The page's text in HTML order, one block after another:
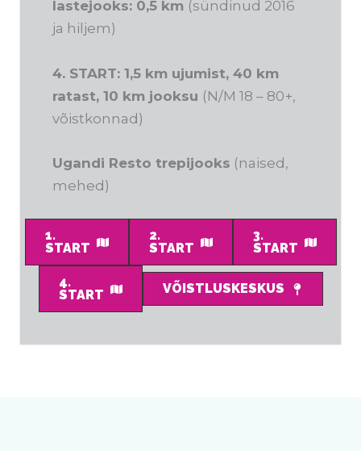
lastejooks: 0,5 km (sündinud 2016
ja hiljem)
4. START: 1,5 km ujumist, 40 km
ratast, 10 km jooksu (N/M 18 – 80+,
võistkonnad)
Ugandi Resto trepijooks (naised,
mehed)
1.
START
2.
START
3.
START
4.
START
VÕISTLUSKESKUS